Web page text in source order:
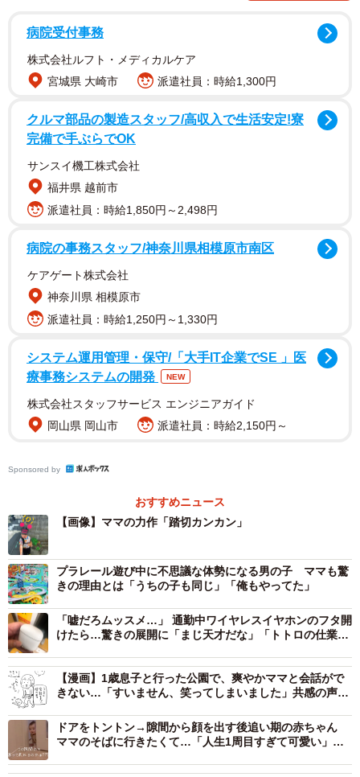
乗り物好きの息子さんは、電車に限らず踏切（踏切警報
機・遮断機）も大好きなのだとか。そこで出た一言が「踏
切カンカンになりたい」…！ママは息子さんが寝静まった
したお手製の帽子を作り上げたそうです。
『朝、出来上がった踏切カンカンを見て大興奮する息子を
見てガッツポーズ！ルンルンで気分は踏切カンカンになり
り、ママと手を繋いで笑顔で登園する息子さんの姿が微笑
ましく写っています。その帽子の完成度の高さに驚く声
や、同じく踏切が大好きなお子さんを育てるママさんたち
の共感の声など、多くのリプライが寄せられました。
病院受付事務
株式会社ルフト・メディカルケア
宮城県 大崎市
派遣社員：時給1,300円
クルマ部品の製造スタッフ/高収入で生活安定!寮
完備で手ぶらでOK
サンスイ機工株式会社
福井県 越前市
派遣社員：時給1,850円～2,498円
病院の事務スタッフ/神奈川県相模原市南区
ケアゲート株式会社
神奈川県 相模原市
派遣社員：時給1,250円～1,330円
システム運用管理・保守/「大手IT企業でSE 」医
療事務システムの開発
NEW
株式会社スタッフサービス エンジニアガイド
岡山県 岡山市
派遣社員：時給2,150円～
Sponsored by
おすすめニュース
【画像】ママの力作「踏切カンカン」
プラレール遊び中に不思議な体勢になる男の子 ママも驚
きの理由とは「うちの子も同じ」「俺もやってた」
「嘘だろムッスメ…」 通勤中ワイヤレスイヤホンのフタ開
けたら…驚きの展開に「まじ天才だな」「トトロの仕業」
【漫画】1歳息子と行った公園で、爽やかママと会話がで
きない…「すいません、笑ってしまいました」共感の声
ドアをトントン→隙間から顔を出す後追い期の赤ちゃん
ママのそばに行きたくて…「人生1周目すぎて可愛い」